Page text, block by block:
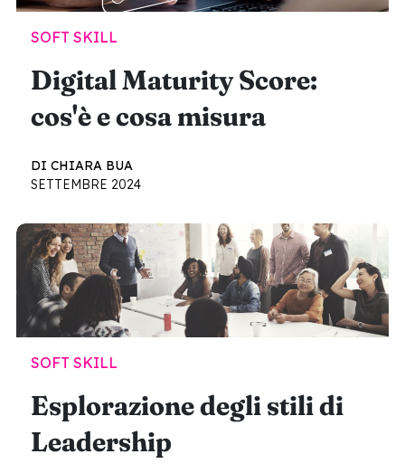
SOFT SKILL
Digital Maturity Score:
cos'è e cosa misura
DI CHIARA BUA
SETTEMBRE 2024
SOFT SKILL
Esplorazione degli stili di
Leadership